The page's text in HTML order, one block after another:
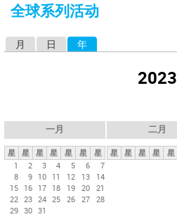
这
全球系列活动
月 日 年
2023
一月
星 星 星 星 星 星
星
1
2 3 4 5 6
7
8
9 10 11 12 13
14
15 16 17 18 19 20 21
22 23 24 25 26 27 28
29 30 31
二月
星 星 星 星 星